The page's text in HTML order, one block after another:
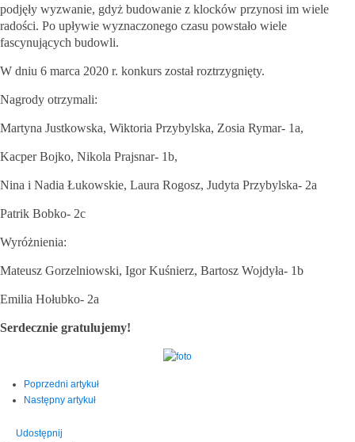
podjęły wyzwanie, gdyż budowanie z klocków przynosi im wiele
radości. Po upływie wyznaczonego czasu powstało wiele
fascynujących budowli.
W dniu 6 marca 2020 r. konkurs został roztrzygnięty.
Nagrody otrzymali:
Martyna Justkowska, Wiktoria Przybylska, Zosia Rymar- 1a,
Kacper Bojko, Nikola Prajsnar- 1b,
Nina i Nadia Łukowskie, Laura Rogosz, Judyta Przybylska- 2a
Patrik Bobko- 2c
Wyróżnienia:
Mateusz Gorzelniowski, Igor Kuśnierz, Bartosz Wojdyła- 1b
Emilia Hołubko- 2a
Serdecznie gratulujemy!
Poprzedni artykuł
Następny artykuł
Udostępnij